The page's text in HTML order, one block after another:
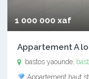
1 000 000 xaf
Appartement A
bastos yaounde,
Appartement haut